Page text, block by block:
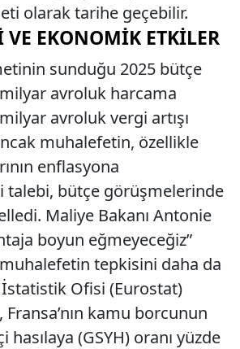
olarak tarihe geçebilir.
VE EKONOMIK ETKILER
sunduğu 2025 bütçe
milyar avroluk harcama
avroluk vergi artışı
muhalefetin, özellikle
enflasyona
talebi, bütçe görüşmelerinde
Maliye Bakanı Antonie
boyun eğmeyeceğiz”
muhalefetin tepkisini daha da
İstatistik Ofisi (Eurostat)
kamu borcunun
(GSYH) oranı yüzde